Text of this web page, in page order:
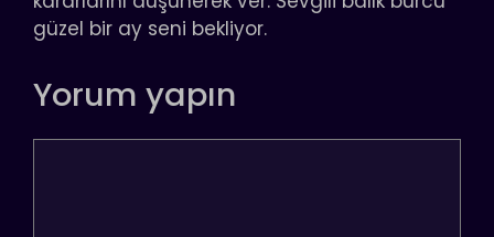
güzel bir ay seni bekliyor.
Yorum yapın